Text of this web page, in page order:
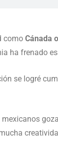
como Cánada
ha frenado
se logré